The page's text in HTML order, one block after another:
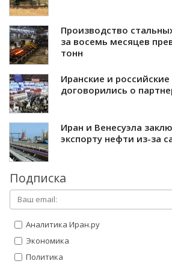
Производство
за восемь месяцев
тонн
Иранские и
договорились о
Иран и Венесуэла
экспорту нефти из-за
Подписка
Аналитика Иран.ру
Экономика
Политика